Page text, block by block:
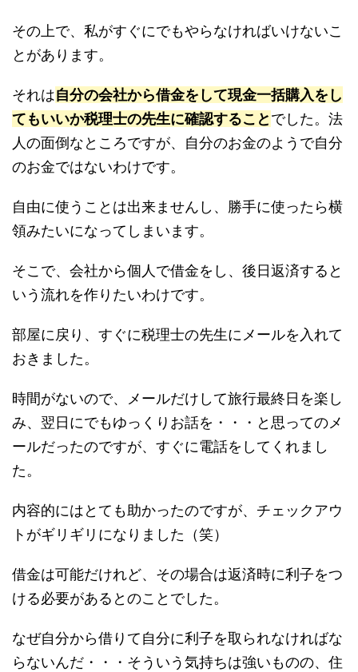
その上で、私がすぐにでもやらなければいけないこ
とがあります。
それは自分の会社から借金をして現金一括購入をし
てもいいか税理士の先生に確認することでした。法
人の面倒なところですが、自分のお金のようで自分
のお金ではないわけです。
自由に使うことは出来ませんし、勝手に使ったら横
領みたいになってしまいます。
そこで、会社から個人で借金をし、後日返済すると
いう流れを作りたいわけです。
部屋に戻り、すぐに税理士の先生にメールを入れて
おきました。
時間がないので、メールだけして旅行最終日を楽し
み、翌日にでもゆっくりお話を・・・と思ってのメ
ールだったのですが、すぐに電話をしてくれまし
た。
内容的にはとても助かったのですが、チェックアウ
トがギリギリになりました（笑）
借金は可能だけれど、その場合は返済時に利子をつ
ける必要があるとのことでした。
なぜ自分から借りて自分に利子を取られなければな
らないんだ・・・そういう気持ちは強いものの、住